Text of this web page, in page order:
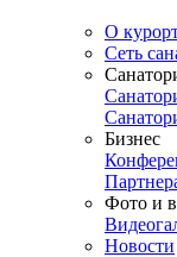
О
Сеть
Бизнес
Фото и
Новости